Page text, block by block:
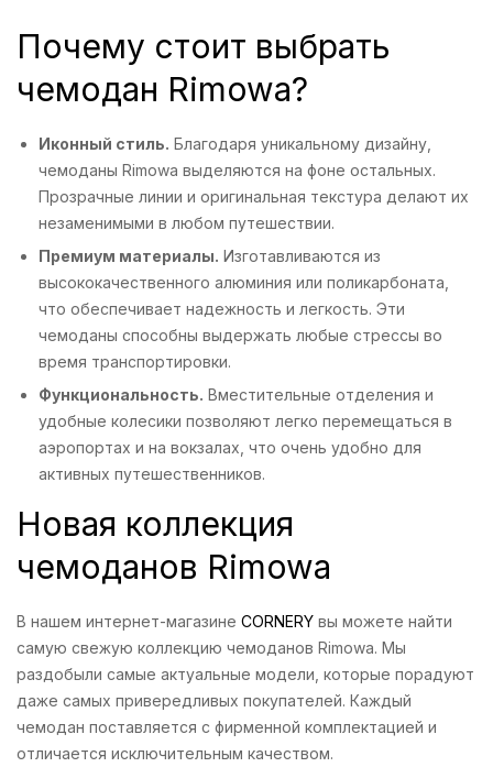
Почему стоит выбрать
чемодан Rimowa?
Иконный стиль. Благодаря уникальному дизайну,
чемоданы Rimowa выделяются на фоне остальных.
Прозрачные линии и оригинальная текстура делают их
незаменимыми в любом путешествии.
Премиум материалы. Изготавливаются из
высококачественного алюминия или поликарбоната,
что обеспечивает надежность и легкость. Эти
чемоданы способны выдержать любые стрессы во
время транспортировки.
Функциональность. Вместительные отделения и
удобные колесики позволяют легко перемещаться в
аэропортах и на вокзалах, что очень удобно для
активных путешественников.
Новая коллекция
чемоданов Rimowa
В нашем интернет-магазине CORNERY вы можете найти
самую свежую коллекцию чемоданов Rimowa. Мы
раздобыли самые актуальные модели, которые порадуют
даже самых привередливых покупателей. Каждый
чемодан поставляется с фирменной комплектацией и
отличается исключительным качеством.